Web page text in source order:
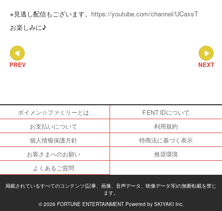
※見逃し配信もございます。 https://youtube.com/channel/UCaxsT
お楽しみに♪
NEXT
PREV
ボイメン☆ファミリーとは
F.ENT IDについて
お支払いについて
利用規約
個人情報保護方針
特商法に基づく表示
お客さまへのお願い
推奨環境
よくあるご質問
掲載されているすべてのコンテンツ(記事、画像、音声データ、映像データ等)の無断転載を禁じ
ます。
© 2026 FORTUNE ENTERTAINMENT Powered by SKIYAKI Inc.